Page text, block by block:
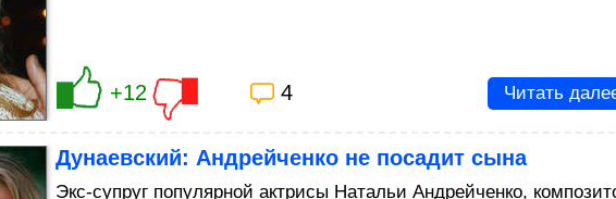
+12 4 Читать
Дунаевский: Андрейченко не посадит сына
Экс-супруг популярной актрисы Натальи Андрейченко,